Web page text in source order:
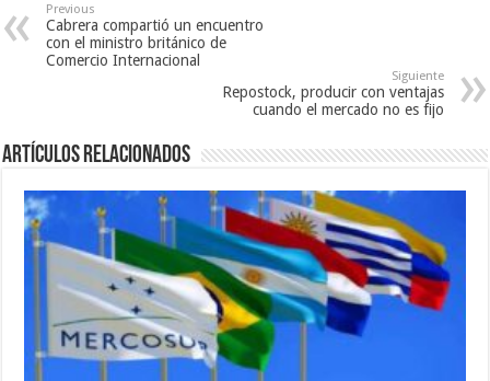
Previous
Cabrera compartió un encuentro
con el ministro británico de
Comercio Internacional
Siguiente
Repostock, producir con ventajas
cuando el mercado no es fijo
Artículos relacionados